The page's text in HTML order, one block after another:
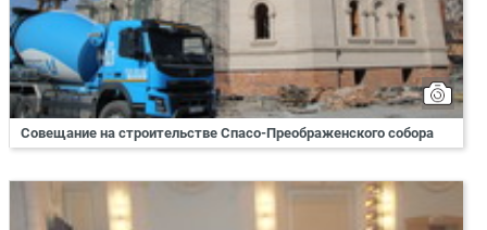
Совещание на строительстве Спасо-Преображенского собора